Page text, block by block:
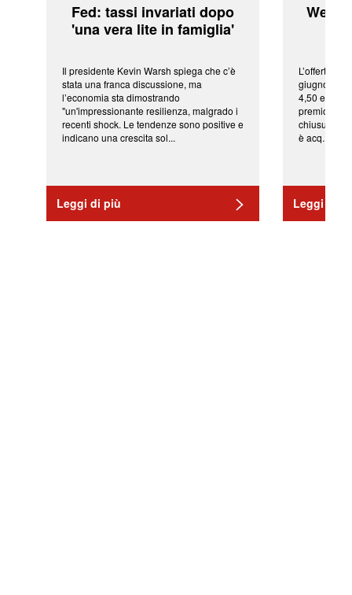
Fed: tassi invariati dopo
'una vera lite in famiglia'
Il presidente Kevin Warsh spiega che c’è
stata una franca discussione, ma
l’economia sta dimostrando
"un'impressionante resilienza, malgrado i
recenti shock. Le tendenze sono positive e
indicano una crescita sol...
Leggi di più
L’offerta
giugno da
4,50 euro
premio di
chiusura
è acq...
Leggi di